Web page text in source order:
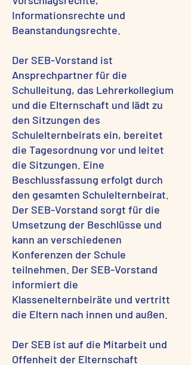
Informationsrechte und
Beanstandungsrechte.
Der SEB-Vorstand ist
Ansprechpartner für die
Schulleitung, das Lehrerkollegium
und die Elternschaft und lädt zu
den Sitzungen des
Schulelternbeirats ein, bereitet
die Tagesordnung vor und leitet
die Sitzungen. Eine
Beschlussfassung erfolgt durch
den gesamten Schulelternbeirat.
Der SEB-Vorstand sorgt für die
Umsetzung der Beschlüsse und
kann an verschiedenen
Konferenzen der Schule
teilnehmen. Der SEB-Vorstand
informiert die
Klassenelternbeiräte und vertritt
die Eltern nach innen und außen.
Der SEB ist auf die Mitarbeit und
Offenheit der Elternschaft